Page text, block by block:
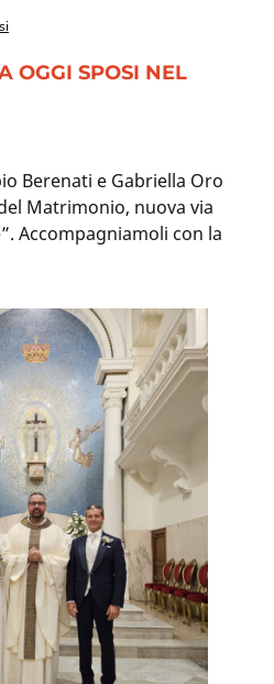
OGGI SPOSI NEL
Berenati e Gabriella Oro
Matrimonio, nuova via
Accompagniamoli con la